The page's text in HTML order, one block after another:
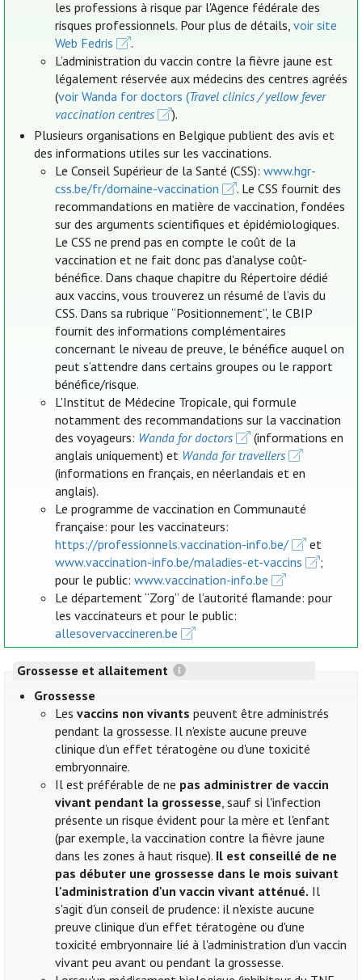
les professions à risque par l'Agence fédérale des
risques professionnels. Pour plus de détails,voir site
Web Fedris
.
L’administration du vaccin contre la fièvre jaune est
légalement réservée aux médecins des centres agréés
(voir Wanda for doctors (Travel clinics / yellow fever
vaccination centres
).
Plusieurs organisations en Belgique publient des avis et
des informations utiles sur les vaccinations.
Le Conseil Supérieur de la Santé (CSS):www.hgr-
css.be/fr/domaine-vaccination
. Le CSS fournit des
recommandations en matière de vaccination, fondées
sur des arguments scientifiques et épidémiologiques.
Le CSS ne prend pas en compte le coût de la
vaccination et ne fait donc pas d'analyse coût-
bénéfice. Dans chaque chapitre du Répertoire dédié
aux vaccins, vous trouverez un résumé de l’avis du
CSS. Dans sa rubrique “Positionnement”, le CBIP
fournit des informations complémentaires
concernant le niveau de preuve, le bénéfice auquel on
peut s’attendre dans certains groupes ou le rapport
bénéfice/risque.
L'Institut de Médecine Tropicale, qui formule
notamment des recommandations sur la vaccination
des voyageurs: Wanda for doctors
(informations en
anglais uniquement) et Wanda for travellers
(informations en français, en néerlandais et en
anglais).
Le programme de vaccination en Communauté
française: pour les vaccinateurs:
https://professionnels.vaccination-info.be/
et
www.vaccination-info.be/maladies-et-vaccins
;
pour le public:www.vaccination-info.be
Le département “Zorg” de l’autorité flamande: pour
les vaccinateurs et pour le public:
allesovervaccineren.be
Grossesse et allaitement
Grossesse
Lesvaccins non vivants peuvent être administrés
pendant la grossesse. Il n'existe aucune preuve
clinique d’un effet tératogène ou d'une toxicité
embryonnaire.
Il est préférable de ne pas administrer de vaccin
vivant pendant la grossesse, sauf si l'infection
présente un risque évident pour la mère et l'enfant
(par exemple, la vaccination contre la fièvre jaune
dans les zones à haut risque). Il est conseillé de ne
pas débuter une grossesse dans le mois suivant
l'administration d'un vaccin vivant atténué. Il
s'agit d'un conseil de prudence: il n'existe aucune
preuve clinique d’un effet tératogène ou d'une
toxicité embryonnaire lié à l'administration d'un vaccin
vivant peu avant ou pendant la grossesse.